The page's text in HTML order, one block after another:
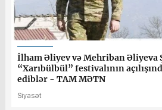
İlham Əliyev və Mehriban Əliyeva
“Xarıbülbül” festivalının
ediblər - TAM MƏTN
Siyasət